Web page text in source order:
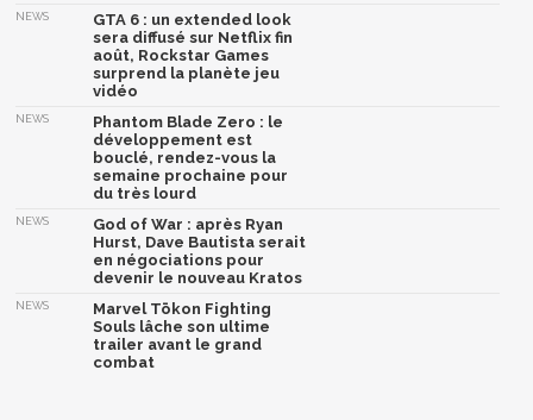
NEWS
GTA 6 : un extended look
sera diffusé sur Netflix fin
août, Rockstar Games
surprend la planète jeu
vidéo
NEWS
Phantom Blade Zero : le
développement est
bouclé, rendez-vous la
semaine prochaine pour
du très lourd
NEWS
God of War : après Ryan
Hurst, Dave Bautista serait
en négociations pour
devenir le nouveau Kratos
NEWS
Marvel Tōkon Fighting
Souls lâche son ultime
trailer avant le grand
combat